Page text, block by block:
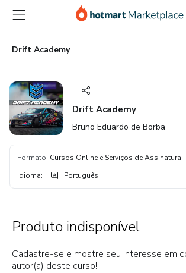
para
conteúdo
principal
para
pagamento
para
rodapé
Drift Academy
Drift Academy
Bruno Eduardo de Borba
Formato: Cursos Online e Serviços de Assinatura
Idioma: Português
Produto indisponível
Cadastre-se e mostre seu interesse em
autor(a) deste curso!